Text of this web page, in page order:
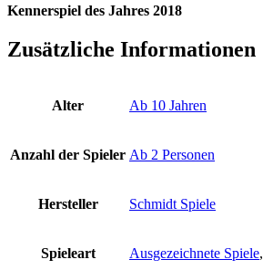
Kennerspiel des Jahres 2018
Zusätzliche Informationen
Alter Ab 10 Jahren
Anzahl der Spieler Ab 2 Personen
Hersteller Schmidt Spiele
Spieleart Ausgezeichnete Spiele,